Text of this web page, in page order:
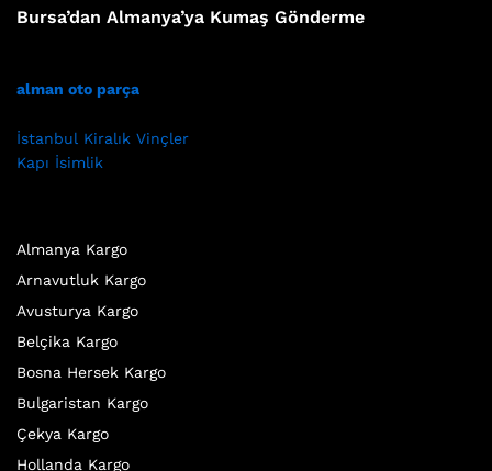
Bursa’dan Almanya’ya Kumaş Gönderme
alman oto parça
İstanbul Kiralık Vinçler
Kapı İsimlik
Almanya Kargo
Arnavutluk Kargo
Avusturya Kargo
Belçika Kargo
Bosna Hersek Kargo
Bulgaristan Kargo
Çekya Kargo
Hollanda Kargo